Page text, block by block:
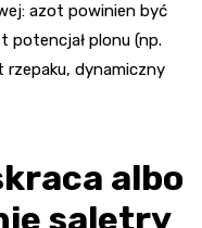
azot powinien być
potencjał plonu (np.
dynamiczny
albo
saletry